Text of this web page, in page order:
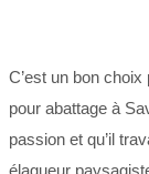
C’est un bon
pour abattage à
passion et qu’il
élagueur